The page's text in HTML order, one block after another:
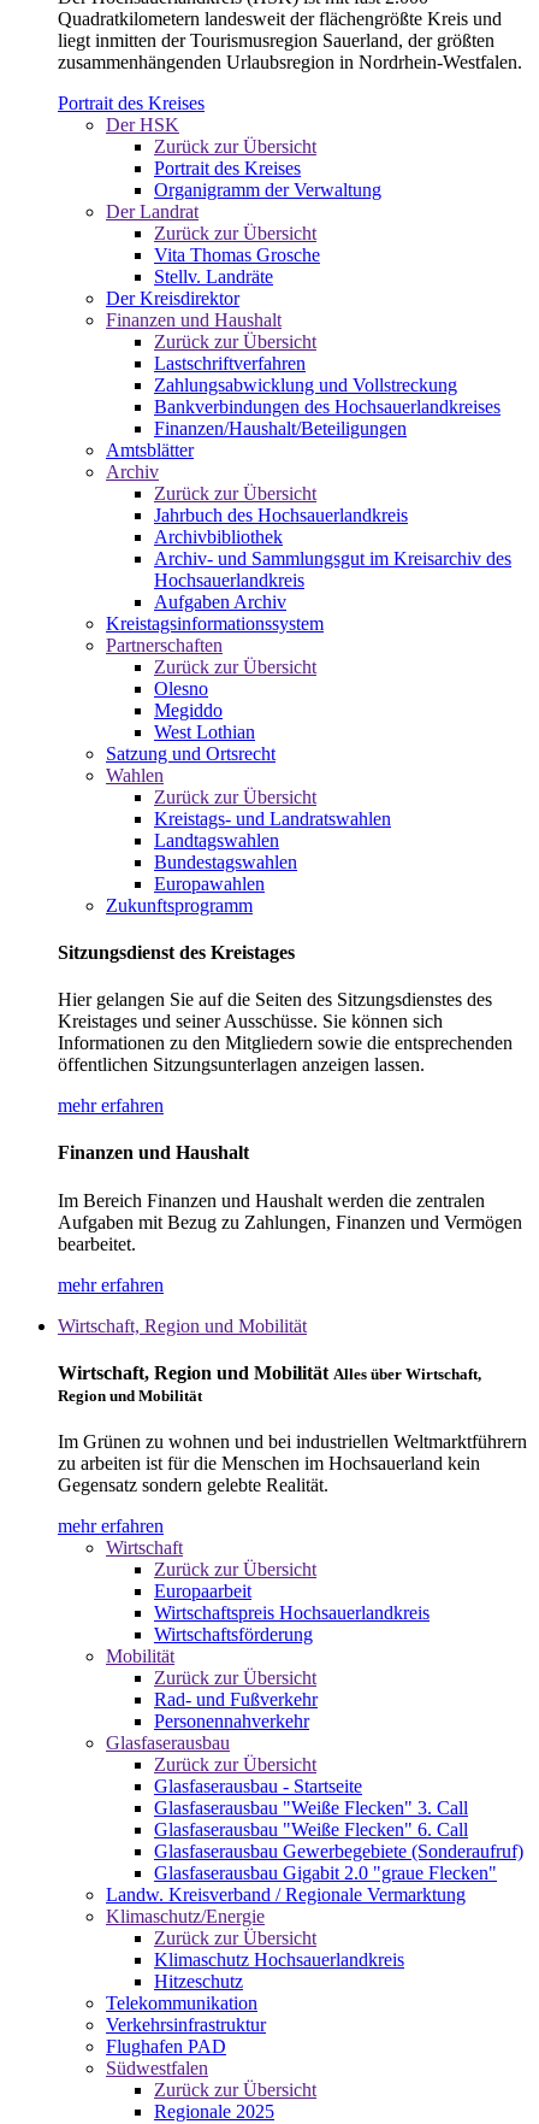
Quadratkilometern landesweit der flächengrößte Kreis und
liegt inmitten der Tourismusregion Sauerland, der größten
zusammenhängenden Urlaubsregion in Nordrhein-Westfalen.
Portrait des Kreises
Der HSK
Zurück zur Übersicht
Portrait des Kreises
Organigramm der Verwaltung
Der Landrat
Zurück zur Übersicht
Vita Thomas Grosche
Stellv. Landräte
Der Kreisdirektor
Finanzen und Haushalt
Zurück zur Übersicht
Lastschriftverfahren
Zahlungsabwicklung und Vollstreckung
Bankverbindungen des Hochsauerlandkreises
Finanzen/Haushalt/Beteiligungen
Amtsblätter
Archiv
Zurück zur Übersicht
Jahrbuch des Hochsauerlandkreis
Archivbibliothek
Archiv- und Sammlungsgut im Kreisarchiv des
Hochsauerlandkreis
Aufgaben Archiv
Kreistagsinformationssystem
Partnerschaften
Zurück zur Übersicht
Olesno
Megiddo
West Lothian
Satzung und Ortsrecht
Wahlen
Zurück zur Übersicht
Kreistags- und Landratswahlen
Landtagswahlen
Bundestagswahlen
Europawahlen
Zukunftsprogramm
Sitzungsdienst des Kreistages
Hier gelangen Sie auf die Seiten des Sitzungsdienstes des
Kreistages und seiner Ausschüsse. Sie können sich
Informationen zu den Mitgliedern sowie die entsprechenden
öffentlichen Sitzungsunterlagen anzeigen lassen.
mehr erfahren
Finanzen und Haushalt
Im Bereich Finanzen und Haushalt werden die zentralen
Aufgaben mit Bezug zu Zahlungen, Finanzen und Vermögen
bearbeitet.
mehr erfahren
Wirtschaft, Region und Mobilität
Wirtschaft, Region und Mobilität Alles über Wirtschaft,
Region und Mobilität
Im Grünen zu wohnen und bei industriellen Weltmarktführern
zu arbeiten ist für die Menschen im Hochsauerland kein
Gegensatz sondern gelebte Realität.
mehr erfahren
Wirtschaft
Zurück zur Übersicht
Europaarbeit
Wirtschaftspreis Hochsauerlandkreis
Wirtschaftsförderung
Mobilität
Zurück zur Übersicht
Rad- und Fußverkehr
Personennahverkehr
Glasfaserausbau
Zurück zur Übersicht
Glasfaserausbau - Startseite
Glasfaserausbau "Weiße Flecken" 3. Call
Glasfaserausbau "Weiße Flecken" 6. Call
Glasfaserausbau Gewerbegebiete (Sonderaufruf)
Glasfaserausbau Gigabit 2.0 "graue Flecken"
Landw. Kreisverband / Regionale Vermarktung
Klimaschutz/Energie
Zurück zur Übersicht
Klimaschutz Hochsauerlandkreis
Hitzeschutz
Telekommunikation
Verkehrsinfrastruktur
Flughafen PAD
Südwestfalen
Zurück zur Übersicht
Regionale 2025